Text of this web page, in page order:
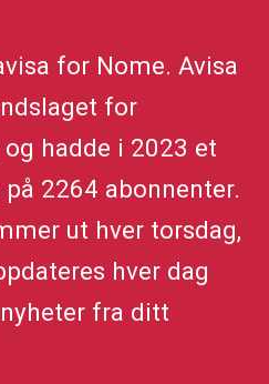
for Nome. Avisa
for
hadde i 2023 et
2264 abonnenter.
ut hver torsdag,
hver dag
fra ditt